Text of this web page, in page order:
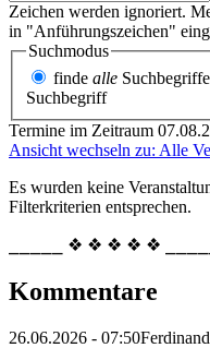
Zeichen werden ignoriert.
in "Anführungszeichen"
Suchmodus
finde alle Suchbegriffe
Suchbegriff
Termine im Zeitraum
Ansicht wechseln zu: Alle
Es wurden keine
Filterkriterien entsprechen.
⎯⎯⎯⎯⎯ ❖ ❖ ❖ ❖ ❖ ⎯⎯⎯⎯⎯
Kommentare
26.06.2026 - 07:50